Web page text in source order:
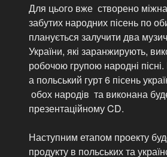
Для цього вже створено
забутих народних пісень по
планується залучити два
України, які заранжирують,
робочою групою народні
а польський гурт 6 пісень
обох народів та виконана
презентаційному CD.
Наступним етапом проекту
продукту в польських та